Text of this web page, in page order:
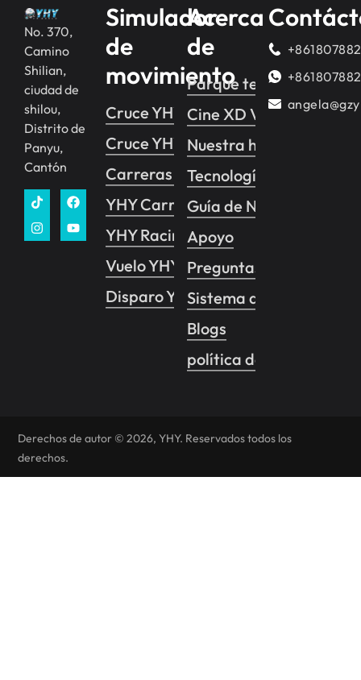
No. 370,
Camino
Shilian,
ciudad de
shilou,
Distrito de
Panyu,
Cantón
Simulador
de
movimiento
Cruce YHY 2
Cruce YHY 1
Carreras YHY
YHY Carreras VR
YHY Racing Pro
Vuelo YHY
Disparo YHY
Acerca
de
Parque temático de
Cine XD VR
Nuestra historia
Tecnología
Guía de Negocios
Apoyo
Preguntas frecuentes
Sistema de control de
Blogs
política de privacidad
Derechos de autor © 2026, YHY. Reservados todos los
derechos.